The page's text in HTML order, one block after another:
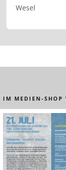
Wesel
IM MEDIEN-SHOP